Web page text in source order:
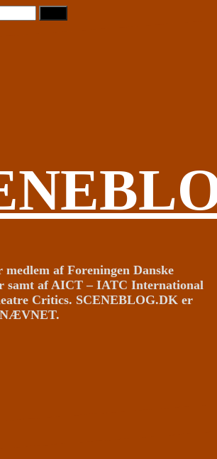
medlem af Foreningen Danske
samt af AICT – IATC International
Critics. SCENEBLOG.DK er